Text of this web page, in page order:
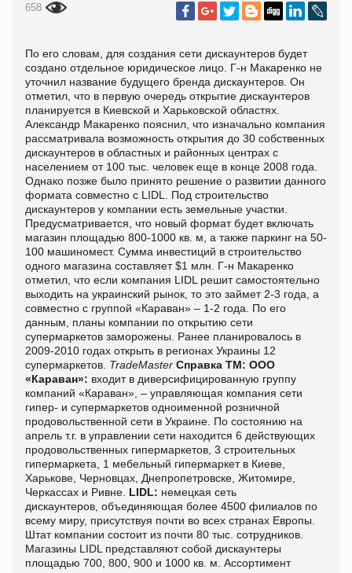
658
По его словам, для создания сети дискаунтеров будет
создано отдельное юридическое лицо. Г-н Макаренко не
уточнил название будущего бренда дискаунтеров. Он
отметил, что в первую очередь открытие дискаунтеров
планируется в Киевской и Харьковской областях.
Александр Макаренко пояснил, что изначально компания
рассматривала возможность открытия до 30 собственных
дискаунтеров в областных и районных центрах с
населением от 100 тыс. человек еще в конце 2008 года.
Однако позже было принято решение о развитии данного
формата совместно с LIDL. Под строительство
дискаунтеров у компании есть земельные участки.
Предусматривается, что новый формат будет включать
магазин площадью 800-1000 кв. м, а также паркинг на 50-
100 машиномест. Сумма инвестиций в строительство
одного магазина составляет $1 млн. Г-н Макаренко
отметил, что если компания LIDL решит самостоятельно
выходить на украинский рынок, то это займет 2-3 года, а
совместно с группой «Караван» – 1-2 года. По его
данным, планы компании по открытию сети
супермаркетов заморожены. Ранее планировалось в
2009-2010 годах открыть в регионах Украины 12
супермаркетов. TradeMaster Справка ТМ: ООО
«Караван»: входит в диверсифицированную группу
компаний «Караван», – управляющая компания сети
гипер- и супермаркетов одноименной розничной
продовольственной сети в Украине. По состоянию на
апрель т.г. в управлении сети находится 6 действующих
продовольственных гипермаркетов, 3 строительных
гипермаркета, 1 мебельный гипермаркет в Киеве,
Харькове, Черновцах, Днепропетровске, Житомире,
Черкассах и Ривне. LIDL: немецкая сеть
дискаунтеров, объединяющая более 4500 филиалов по
всему миру, присутствуя почти во всех странах Европы.
Штат компании состоит из почти 80 тыс. сотрудников.
Магазины LIDL представляют собой дискаунтеры
площадью 700, 800, 900 и 1000 кв. м. Ассортимент